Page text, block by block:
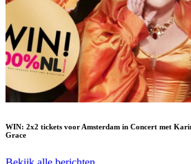
WIN: 2x2 tickets voor Amsterdam in Concert met
Grace